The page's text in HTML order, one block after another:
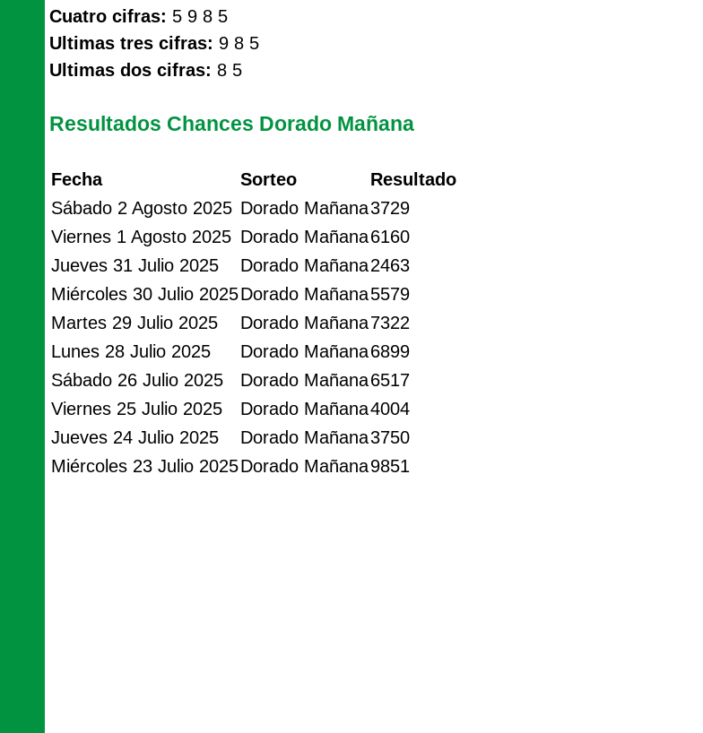
Cuatro cifras: 5 9 8 5
Ultimas tres cifras: 9 8 5
Ultimas dos cifras: 8 5
Resultados Chances Dorado Mañana
Fecha Sorteo
Resultado
Sábado 2 Agosto 2025 Dorado Mañana3729
Viernes 1 Agosto 2025 Dorado Mañana6160
Jueves 31 Julio 2025
Dorado Mañana2463
Miércoles 30 Julio 2025Dorado Mañana5579
Martes 29 Julio 2025
Dorado Mañana7322
Lunes 28 Julio 2025
Dorado Mañana6899
Sábado 26 Julio 2025
Dorado Mañana6517
Viernes 25 Julio 2025
Dorado Mañana4004
Jueves 24 Julio 2025
Dorado Mañana3750
Miércoles 23 Julio 2025Dorado Mañana9851